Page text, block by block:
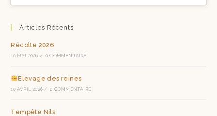
Articles Récents
Récolte 2026
10 MAI 2026 / 0 COMMENTAIRE
Elevage des reines
10 AVRIL 2026 / 0 COMMENTAIRE
Tempête Nils